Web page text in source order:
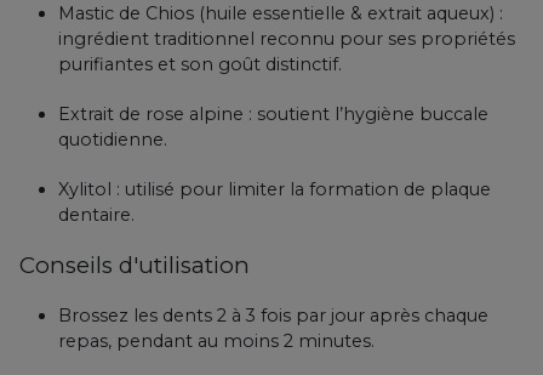
Mastic de Chios (huile essentielle & extrait aqueux) :
ingrédient traditionnel reconnu pour ses propriétés
purifiantes et son goût distinctif.
Extrait de rose alpine : soutient l’hygiène buccale
quotidienne.
Xylitol : utilisé pour limiter la formation de plaque
dentaire.
Conseils d'utilisation
Brossez les dents 2 à 3 fois par jour après chaque
repas, pendant au moins 2 minutes.